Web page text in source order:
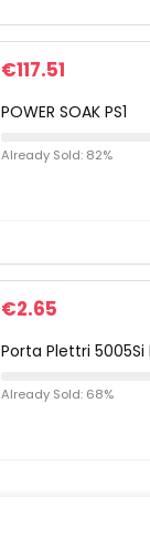
€117.51
POWER SOAK PS1
Already Sold: 82%
€2.65
Porta Plettri
Already Sold: 68%